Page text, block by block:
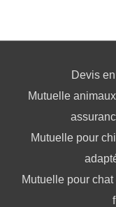
Devis
Mutuelle
Mutuelle pour
Mutuelle pour